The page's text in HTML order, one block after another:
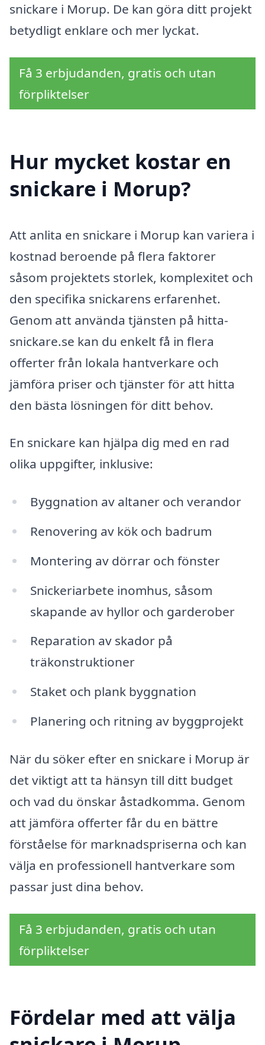
snickare i Morup. De kan göra ditt projekt
betydligt enklare och mer lyckat.
Få 3 erbjudanden, gratis och utan
förpliktelser
Hur mycket kostar en
snickare i Morup?
Att anlita en snickare i Morup kan variera i
kostnad beroende på flera faktorer
såsom projektets storlek, komplexitet och
den specifika snickarens erfarenhet.
Genom att använda tjänsten på hitta-
snickare.se kan du enkelt få in flera
offerter från lokala hantverkare och
jämföra priser och tjänster för att hitta
den bästa lösningen för ditt behov.
En snickare kan hjälpa dig med en rad
olika uppgifter, inklusive:
Byggnation av altaner och verandor
Renovering av kök och badrum
Montering av dörrar och fönster
Snickeriarbete inomhus, såsom
skapande av hyllor och garderober
Reparation av skador på
träkonstruktioner
Staket och plank byggnation
Planering och ritning av byggprojekt
När du söker efter en snickare i Morup är
det viktigt att ta hänsyn till ditt budget
och vad du önskar åstadkomma. Genom
att jämföra offerter får du en bättre
förståelse för marknadspriserna och kan
välja en professionell hantverkare som
passar just dina behov.
Få 3 erbjudanden, gratis och utan
förpliktelser
Fördelar med att välja